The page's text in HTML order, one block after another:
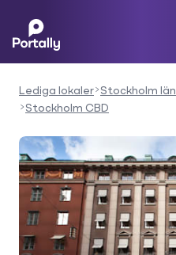
Lediga lokaler Stockholm län
Stockholm CBD